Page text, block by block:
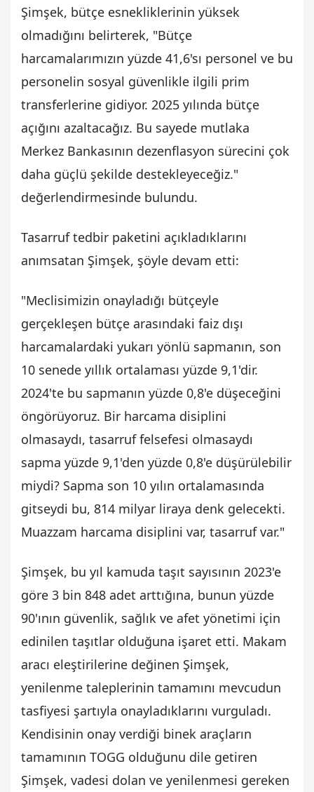
Şimşek, bütçe esnekliklerinin yüksek
olmadığını belirterek, "Bütçe
harcamalarımızın yüzde 41,6'sı personel ve bu
personelin sosyal güvenlikle ilgili prim
transferlerine gidiyor. 2025 yılında bütçe
açığını azaltacağız. Bu sayede mutlaka
Merkez Bankasının dezenflasyon sürecini çok
daha güçlü şekilde destekleyeceğiz."
değerlendirmesinde bulundu.
Tasarruf tedbir paketini açıkladıklarını
anımsatan Şimşek, şöyle devam etti:
"Meclisimizin onayladığı bütçeyle
gerçekleşen bütçe arasındaki faiz dışı
harcamalardaki yukarı yönlü sapmanın, son
10 senede yıllık ortalaması yüzde 9,1'dir.
2024'te bu sapmanın yüzde 0,8'e düşeceğini
öngörüyoruz. Bir harcama disiplini
olmasaydı, tasarruf felsefesi olmasaydı
sapma yüzde 9,1'den yüzde 0,8'e düşürülebilir
miydi? Sapma son 10 yılın ortalamasında
gitseydi bu, 814 milyar liraya denk gelecekti.
Muazzam harcama disiplini var, tasarruf var."
Şimşek, bu yıl kamuda taşıt sayısının 2023'e
göre 3 bin 848 adet arttığına, bunun yüzde
90'ının güvenlik, sağlık ve afet yönetimi için
edinilen taşıtlar olduğuna işaret etti. Makam
aracı eleştirilerine değinen Şimşek,
yenilenme taleplerinin tamamını mevcudun
tasfiyesi şartıyla onayladıklarını vurguladı.
Kendisinin onay verdiği binek araçların
tamamının TOGG olduğunu dile getiren
Şimşek, vadesi dolan ve yenilenmesi gereken